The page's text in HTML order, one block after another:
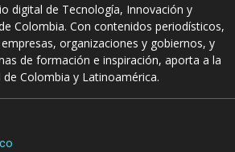
digital de Tecnología, Innovación y
Colombia. Con contenidos periodísticos,
organizaciones y gobiernos, y
de formación e inspiración, aporta a la
Colombia y Latinoamérica.